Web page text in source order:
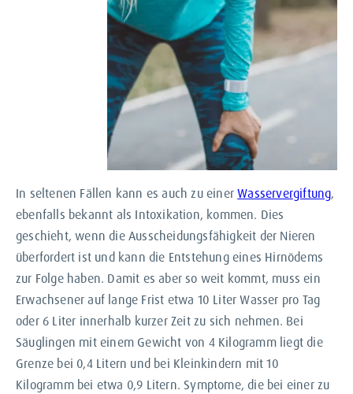
Leistungsfähigkeit
Verstopfung
Gewichtsabnahme
Beschleunigter Herzschlag
Erhöhte Körpertemperatur
Muskelkrämpfe
Nierenversagen
Kreislaufversagen
In seltenen Fällen kann es auch zu einerWasservergiftung,
ebenfalls bekannt als Intoxikation, kommen. Dies
geschieht, wenn die Ausscheidungsfähigkeit der Nieren
überfordert ist und kann die Entstehung eines Hirnödems
zur Folge haben. Damit es aber so weit kommt, muss ein
Erwachsener auf lange Frist etwa 10 Liter Wasser pro Tag
oder 6 Liter innerhalb kurzer Zeit zu sich nehmen. Bei
Säuglingen mit einem Gewicht von 4 Kilogramm liegt die
Grenze bei 0,4 Litern und bei Kleinkindern mit 10
Kilogramm bei etwa 0,9 Litern. Symptome, die bei einer zu